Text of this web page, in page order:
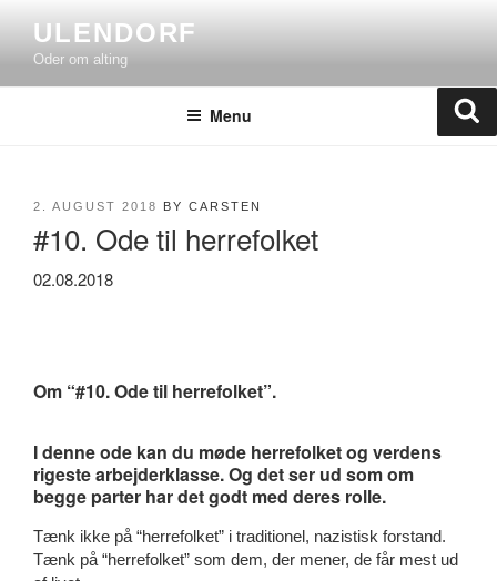
content
ULENDORF
Oder om alting
Menu
POSTED
2. AUGUST 2018 BY CARSTEN
#10. Ode til herrefolket
02.08.2018
Om “#10. Ode til herrefolket”.
I denne ode kan du møde herrefolket og verdens
rigeste arbejderklasse. Og det ser ud som om
begge parter har det godt med deres rolle.
Tænk ikke på “herrefolket” i traditionel, nazistisk forstand.
Tænk på “herrefolket” som dem, der mener, de får mest ud